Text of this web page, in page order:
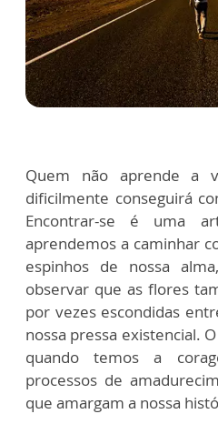
Quem não aprende a
dificilmente conseguirá
Encontrar-se é uma
aprendemos a caminhar
espinhos de nossa
observar que as flores
por vezes escondidas
nossa pressa existencial.
quando temos a
processos de
que amargam a nossa